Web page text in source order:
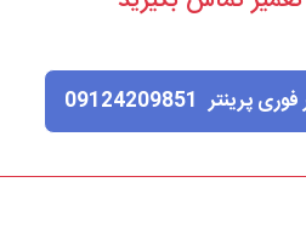
پرینتر 09124209851